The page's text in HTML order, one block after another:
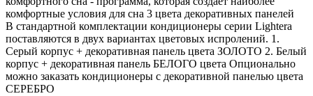
комфортные условия для сна 3 цвета декоративных панелей
В стандартной комплектации кондиционеры серии Lightera
поставляются в двух вариантах цветовых испролений. 1.
Серый корпус + декоративная панель цвета ЗОЛОТО 2. Белый
корпус + декоративная панель БЕЛОГО цвета Опционально
можно заказать кондиционеры с декоративной панелью цвета
СЕРЕБРО